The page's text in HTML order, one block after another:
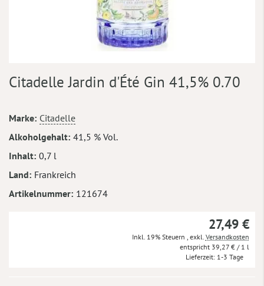
Anfang
springen
Citadelle Jardin d'Été Gin 41,5% 0.70
Mehr
Informationen
Marke Citadelle
Alkoholgehalt 41,5 % Vol.
Inhalt 0,7 l
Land Frankreich
Artikelnummer 121674
27,49 €
Inkl. 19% Steuern exkl. Versandkosten
39,27 € / 1 l
Lieferzeit 1-3 Tage